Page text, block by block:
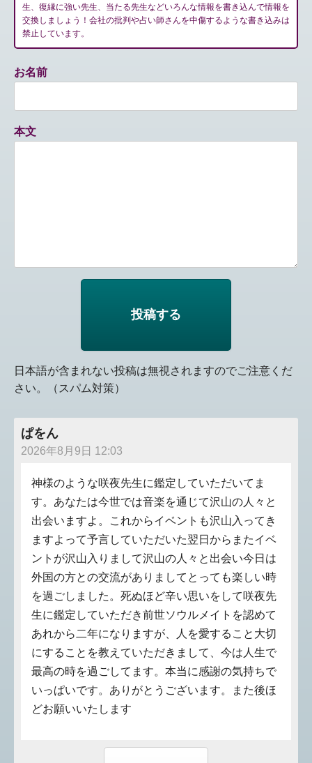
生、復縁に強い先生、当たる先生などいろんな情報を書き込んで情報を
交換しましょう！会社の批判や占い師さんを中傷するような書き込みは
禁止しています。
お名前
本文
日本語が含まれない投稿は無視されますのでご注意くだ
さい。（スパム対策）
ぱをん
2026年8月9日 12:03
神様のような咲夜先生に鑑定していただいてま
す。あなたは今世では音楽を通じて沢山の人々と
出会いますよ。これからイベントも沢山入ってき
ますよって予言していただいた翌日からまたイベ
ントが沢山入りまして沢山の人々と出会い今日は
外国の方との交流がありましてとっても楽しい時
を過ごしました。死ぬほど辛い思いをして咲夜先
生に鑑定していただき前世ソウルメイトを認めて
あれから二年になりますが、人を愛すること大切
にすることを教えていただきまして、今は人生で
最高の時を過ごしてます。本当に感謝の気持ちで
いっぱいです。ありがとうございます。また後ほ
どお願いいたします